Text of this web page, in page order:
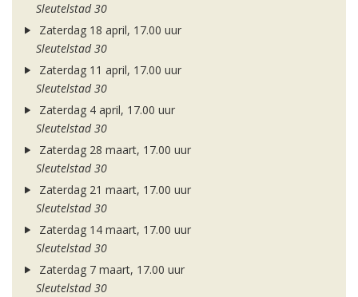
Sleutelstad 30
Zaterdag 18 april, 17.00 uur
Sleutelstad 30
Zaterdag 11 april, 17.00 uur
Sleutelstad 30
Zaterdag 4 april, 17.00 uur
Sleutelstad 30
Zaterdag 28 maart, 17.00 uur
Sleutelstad 30
Zaterdag 21 maart, 17.00 uur
Sleutelstad 30
Zaterdag 14 maart, 17.00 uur
Sleutelstad 30
Zaterdag 7 maart, 17.00 uur
Sleutelstad 30